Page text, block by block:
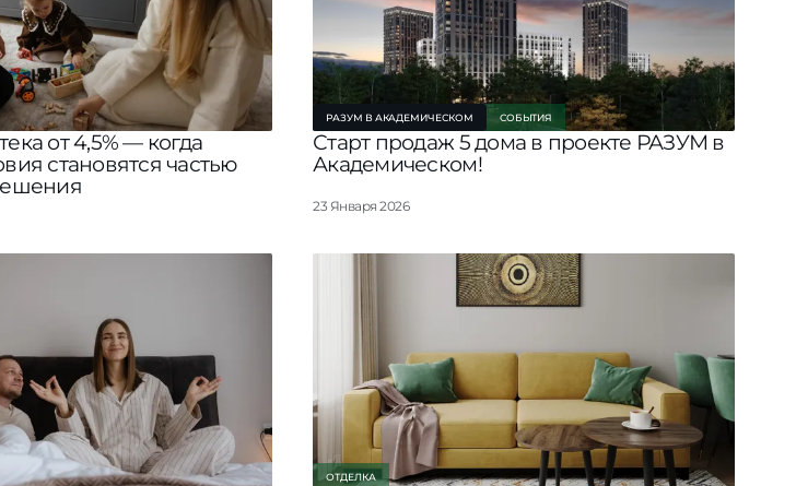
от 4,5% — когда
становятся частью
РАЗУМ В АКАДЕМИЧЕСКОМ СОБЫТИЯ
Старт продаж 5 дома в проекте РАЗУМ в
Академическом!
23 Января 2026
ОТДЕЛКА